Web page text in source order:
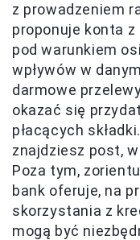
z prowadzeniem
proponuje konta z
pod warunkiem
wpływów w
darmowe
okazać się
płacących
znajdziesz post,
Poza tym,
bank oferuje, na
skorzystania z
mogą być